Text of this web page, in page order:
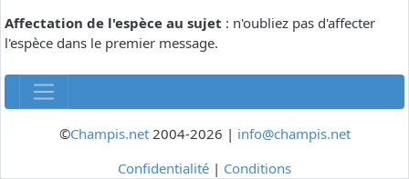
Affectation de l'espèce au sujet : n'oubliez pas d'affecter
l'espèce dans le premier message.
©Champis.net2004-2026 | info@champis.net
Confidentialité | Conditions